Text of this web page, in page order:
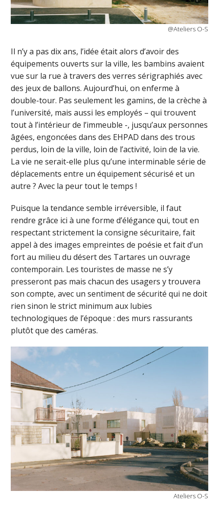
@Ateliers O-S
Il n’y a pas dix ans, l’idée était alors d’avoir des
équipements ouverts sur la ville, les bambins avaient
vue sur la rue à travers des verres sérigraphiés avec
des jeux de ballons. Aujourd’hui, on enferme à
double-tour. Pas seulement les gamins, de la crèche à
l’université, mais aussi les employés – qui trouvent
tout à l’intérieur de l’immeuble -, jusqu’aux personnes
âgées, engoncées dans des EHPAD dans des trous
perdus, loin de la ville, loin de l’activité, loin de la vie.
La vie ne serait-elle plus qu’une interminable série de
déplacements entre un équipement sécurisé et un
autre ? Avec la peur tout le temps !
Puisque la tendance semble irréversible, il faut
rendre grâce ici à une forme d’élégance qui, tout en
respectant strictement la consigne sécuritaire, fait
appel à des images empreintes de poésie et fait d’un
fort au milieu du désert des Tartares un ouvrage
contemporain. Les touristes de masse ne s’y
presseront pas mais chacun des usagers y trouvera
son compte, avec un sentiment de sécurité qui ne doit
rien sinon le strict minimum aux lubies
technologiques de l’époque : des murs rassurants
plutôt que des caméras.
Ateliers O-S